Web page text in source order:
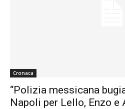
Cronaca
“Polizia messicana
Napoli per Lello, Enzo e